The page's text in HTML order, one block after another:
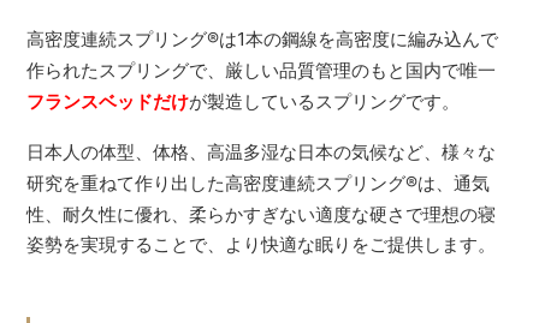
高密度連続スプリング®は1本の鋼線を高密度に編み込んで
作られたスプリングで、厳しい品質管理のもと国内で唯一
フランスベッドだけが製造しているスプリングです。
日本人の体型、体格、高温多湿な日本の気候など、様々な
研究を重ねて作り出した高密度連続スプリング®は、通気
性、耐久性に優れ、柔らかすぎない適度な硬さで理想の寝
姿勢を実現することで、より快適な眠りをご提供します。